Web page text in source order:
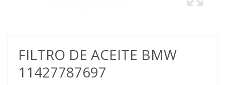
FILTRO DE ACEITE BMW
11427787697